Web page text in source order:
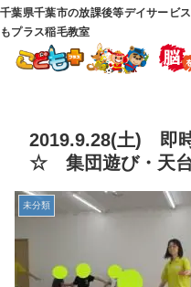
千葉県千葉市の放課後等デイサービ
もプラス稲毛教室
2019.9.28(土) 即
☆ 集団遊び・天
未分類